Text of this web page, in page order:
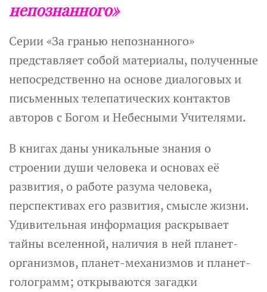
непознанного»
Серии «За гранью непознанного»
представляет собой материалы, полученные
непосредственно на основе диалоговых и
письменных телепатических контактов
авторов с Богом и Небесными Учителями.
В книгах даны уникальные знания о
строении души человека и основах её
развития, о работе разума человека,
перспективах его развития, смысле жизни.
Удивительная информация раскрывает
тайны вселенной, наличия в ней планет-
организмов, планет-механизмов и планет-
голограмм; открываются загадки